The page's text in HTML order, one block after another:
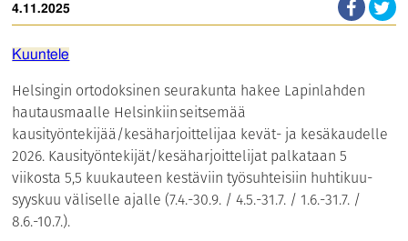
4.11.2025
Kuuntele
Helsingin ortodoksinen seurakunta hakee Lapinlahden
hautausmaalle Helsinkiin seitsemää
kausityöntekijää/kesäharjoittelijaa kevät- ja kesäkaudelle
2026. Kausityöntekijät/kesäharjoittelijat palkataan 5
viikosta 5,5 kuukauteen kestäviin työsuhteisiin huhtikuu-
syyskuu väliselle ajalle (7.4.-30.9. / 4.5.-31.7. / 1.6.-31.7. /
8.6.-10.7.).